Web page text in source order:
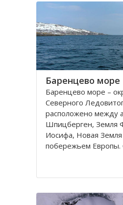
расположено
Баренцево море
Баренцево море –
Северного
расположено между
Шпицберген, Земля
Иосифа, Новая
побережьем
поверхности
Вмещает 282